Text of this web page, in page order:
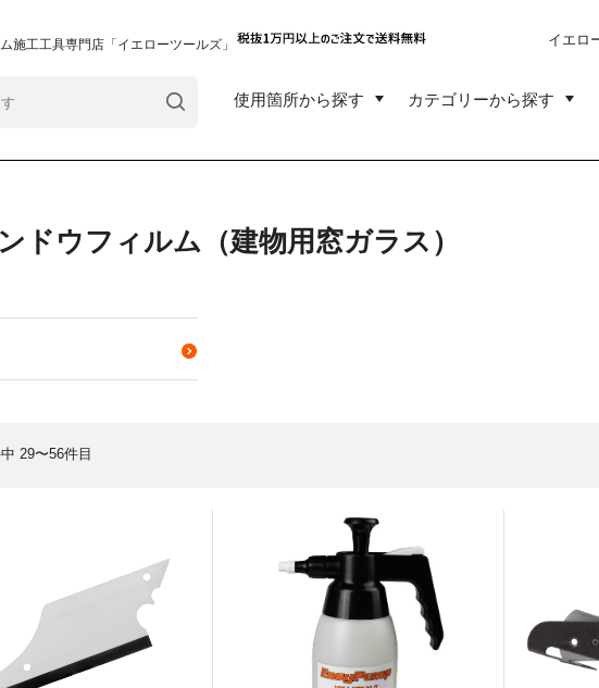
施工工具専門店「イエローツールズ」 イエロ
使用箇所から探す カテゴリーから探す
ドウフィルム（建物用窓ガラス）
29〜56件目